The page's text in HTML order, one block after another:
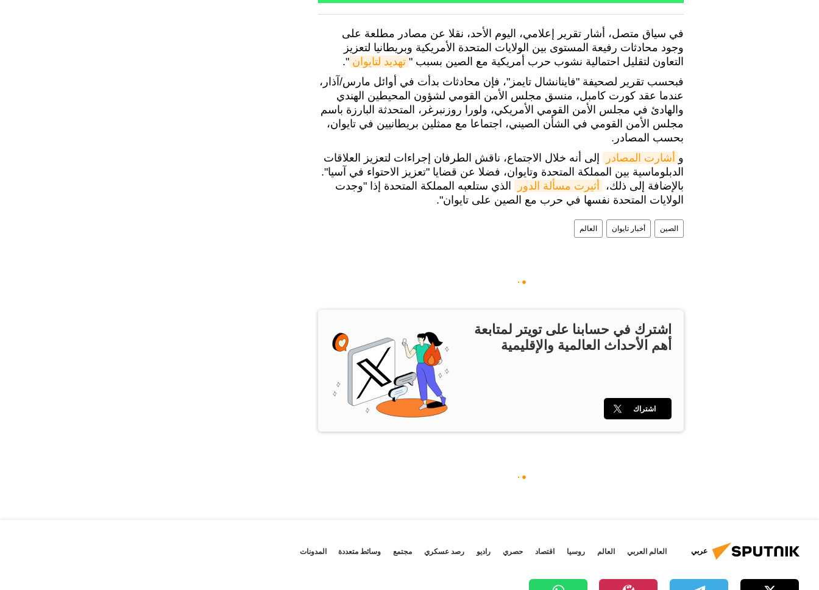
في سياق متصل، أشار تقرير إعلامي، اليوم الأحد، نقلا عن مصادر مطلعة على
وجود محادثات رفيعة المستوى بين الولايات المتحدة الأمريكية وبريطانيا لتعزيز
التعاون لتقليل احتمالية نشوب حرب أمريكية مع الصين بسبب " تهديد لتايوان ".
فبحسب تقرير لصحيفة "فاينانشال تايمز"، فإن محادثات بدأت في أوائل مارس/آذار،
عندما عقد كورت كامبل، منسق مجلس الأمن القومي لشؤون المحيطين الهندي
والهادئ في مجلس الأمن القومي الأمريكي، ولورا روزنبرغر، المتحدثة البارزة باسم
مجلس الأمن القومي في الشأن الصيني، اجتماعا مع ممثلين بريطانيين في تايوان،
بحسب المصادر.
و أشارت المصادر
إلى أنه خلال الاجتماع، ناقش الطرفان إجراءات لتعزيز العلاقات
الدبلوماسية بين المملكة المتحدة وتايوان، فضلا عن قضايا "تعزيز الاحتواء في آسيا".
بالإضافة إلى ذلك،
أثيرت مسألة الدور
الذي ستلعبه المملكة المتحدة إذا "وجدت
الولايات المتحدة نفسها في حرب مع الصين على تايوان".
الصين أخبار تايوان العالم
اشترك في حسابنا على تويتر لمتابعة
أهم الأحداث العالمية والإقليمية
اشتراك
عربي العالم العربي العالم روسيا اقتصاد حصري راديو رصد عسكري مجتمع وسائط متعددة المدونات